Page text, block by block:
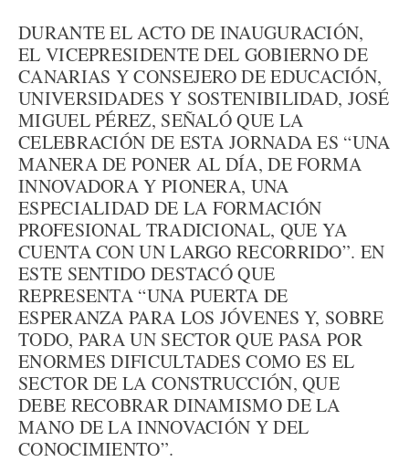
DURANTE EL ACTO DE INAUGURACIÓN,
EL VICEPRESIDENTE DEL GOBIERNO DE
CANARIAS Y CONSEJERO DE EDUCACIÓN,
UNIVERSIDADES Y SOSTENIBILIDAD, JOSÉ
MIGUEL PÉREZ, SEÑALÓ QUE LA
CELEBRACIÓN DE ESTA JORNADA ES “UNA
MANERA DE PONER AL DÍA, DE FORMA
INNOVADORA Y PIONERA, UNA
ESPECIALIDAD DE LA FORMACIÓN
PROFESIONAL TRADICIONAL, QUE YA
CUENTA CON UN LARGO RECORRIDO”. EN
ESTE SENTIDO DESTACÓ QUE
REPRESENTA “UNA PUERTA DE
ESPERANZA PARA LOS JÓVENES Y, SOBRE
TODO, PARA UN SECTOR QUE PASA POR
ENORMES DIFICULTADES COMO ES EL
SECTOR DE LA CONSTRUCCIÓN, QUE
DEBE RECOBRAR DINAMISMO DE LA
MANO DE LA INNOVACIÓN Y DEL
CONOCIMIENTO”.